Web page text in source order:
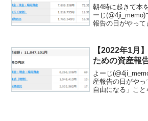
朝4時に起きて本
ーじ
報告の日がやっ
と思った方は、
い。この記事で...
【2022年1月
ための資産報
よーじ
産報告の日がや
自由になる」こと